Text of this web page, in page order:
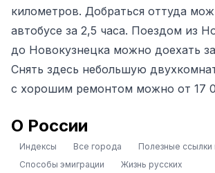
километров. Добраться оттуда
автобусе за 2,5 часа. Поездом из
до Новокузнецка можно доехать
Снять здесь небольшую
с хорошим ремонтом можно от 17
О России
Индексы Все города
Полезные ссылки
Способы эмиграции
Жизнь русских